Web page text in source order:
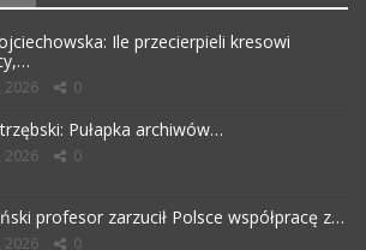
Ile przecierpieli kresowi
2026 0
Pułapka archiwów…
2026 0
profesor zarzucił Polsce współpracę z…
2026 0